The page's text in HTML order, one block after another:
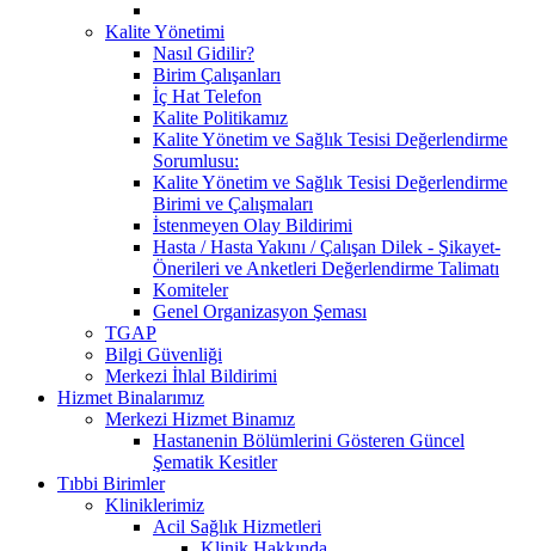
Kalite Yönetimi
Nasıl Gidilir?
Birim Çalışanları
İç Hat Telefon
Kalite Politikamız
Kalite Yönetim ve Sağlık Tesisi Değerlendirme
Sorumlusu:
Kalite Yönetim ve Sağlık Tesisi Değerlendirme
Birimi ve Çalışmaları
İstenmeyen Olay Bildirimi
Hasta / Hasta Yakını / Çalışan Dilek - Şikayet-
Önerileri ve Anketleri Değerlendirme Talimatı
Komiteler
Genel Organizasyon Şeması
TGAP
Bilgi Güvenliği
Merkezi İhlal Bildirimi
Hizmet Binalarımız
Merkezi Hizmet Binamız
Hastanenin Bölümlerini Gösteren Güncel
Şematik Kesitler
Tıbbi Birimler
Kliniklerimiz
Acil Sağlık Hizmetleri